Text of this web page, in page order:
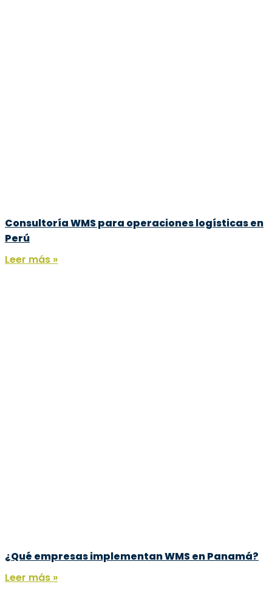
Consultoría WMS para operaciones logísticas en
Perú
Leer más »
¿Qué empresas implementan WMS en Panamá?
Leer más »